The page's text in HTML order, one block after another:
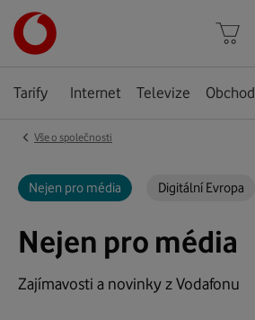
stránka
Košík
Tarify Internet Televize Obchod
‹ Vše o společnosti
Nejen pro média Digitální Evropa
Nejen pro média
Zajímavosti a novinky z Vodafonu